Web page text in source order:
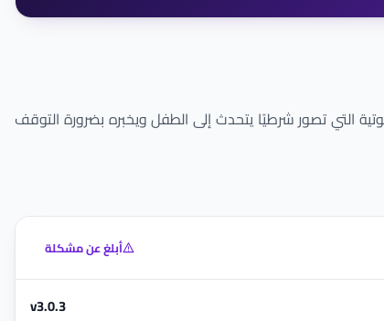
التي تصور شرطيًا يتحدث إلى الطفل ويخبره بضرورة التوقف
أبلغ عن مشكلة
v3.0.3